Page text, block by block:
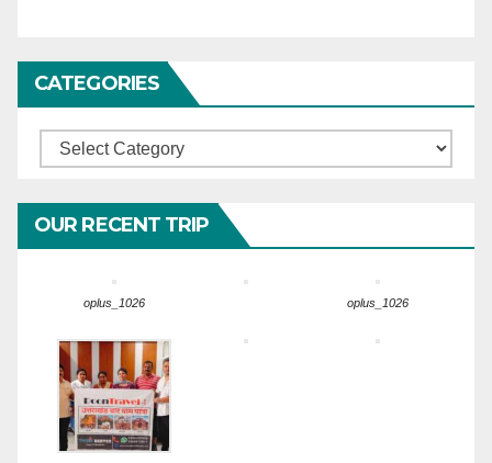
CATEGORIES
Categories
OUR RECENT TRIP
oplus_1026 oplus_1026